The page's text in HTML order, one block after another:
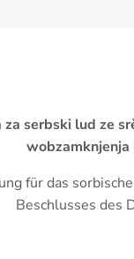
za serbski lud ze
für das
Beschlusses des